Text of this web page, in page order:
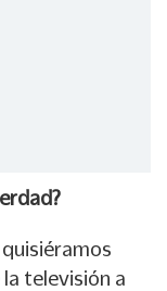
televisión a